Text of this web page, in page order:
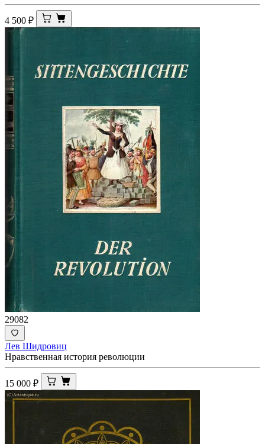
4 500 ₽
29082
Лев Шидровиц
Нравственная история революции
15 000 ₽